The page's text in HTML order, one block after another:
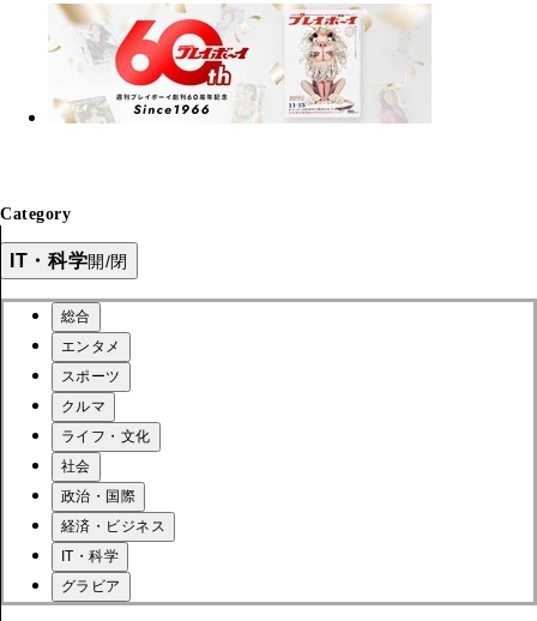
Category
IT・科学開/閉
総合
エンタメ
スポーツ
クルマ
ライフ・文化
社会
政治・国際
経済・ビジネス
IT・科学
グラビア